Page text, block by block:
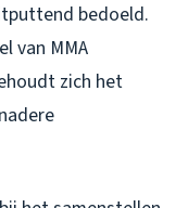
bedoeld.
van MMA
zich het